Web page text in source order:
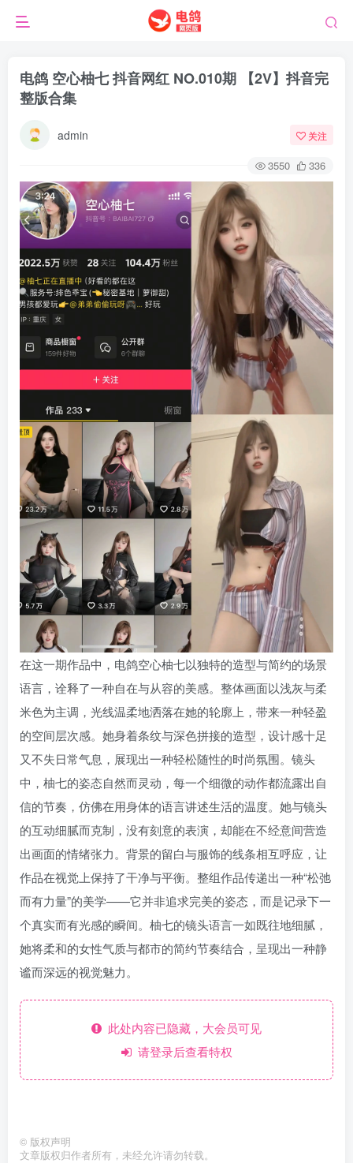
电鸽 空心柚七 抖音网红 NO.010期 【2V】抖音完
整版合集
admin 关注
3550 336
在这一期作品中，电鸽空心柚七以独特的造型与简约的场景
语言，诠释了一种自在与从容的美感。整体画面以浅灰与柔
米色为主调，光线温柔地洒落在她的轮廓上，带来一种轻盈
的空间层次感。她身着条纹与深色拼接的造型，设计感十足
又不失日常气息，展现出一种轻松随性的时尚氛围。镜头
中，柚七的姿态自然而灵动，每一个细微的动作都流露出自
信的节奏，仿佛在用身体的语言讲述生活的温度。她与镜头
的互动细腻而克制，没有刻意的表演，却能在不经意间营造
出画面的情绪张力。背景的留白与服饰的线条相互呼应，让
作品在视觉上保持了干净与平衡。整组作品传递出一种“松弛
而有力量”的美学——它并非追求完美的姿态，而是记录下一
个真实而有光感的瞬间。柚七的镜头语言一如既往地细腻，
她将柔和的女性气质与都市的简约节奏结合，呈现出一种静
谧而深远的视觉魅力。
此处内容已隐藏，大会员可见
请登录后查看特权
© 版权声明
文章版权归作者所有，未经允许请勿转载。